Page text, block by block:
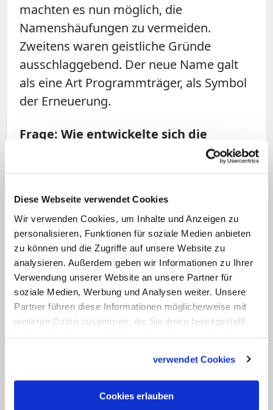
Diese Webseite verwendet Cookies
Wir verwenden Cookies, um Inhalte und Anzeigen zu
personalisieren, Funktionen für soziale Medien anbieten
zu können und die Zugriffe auf unsere Website zu
analysieren. Außerdem geben wir Informationen zu Ihrer
Verwendung unserer Website an unsere Partner für
soziale Medien, Werbung und Analysen weiter. Unsere
Partner führen diese Informationen möglicherweise mit
weiteren Daten zusammen, die Sie ihnen bereitgestellt
verwendet Cookies
Cookies erlauben
machten es nun möglich, die
Namenshäufungen zu vermeiden.
Zweitens waren geistliche Gründe
ausschlaggebend. Der neue Name galt
als eine Art Programmträger, als Symbol
der Erneuerung.
Frage: Wie entwickelte sich die
Tradition der Umbenennungen
Sztubitz:Ab dem 15. Jahrhundert hat
sich der Brauch bei den Benediktinern
stark verbreitet. Er wurde nämlich zum
Ausdruck der damals umfassenden
Ordensreformen. Zu Beginn des 17.
Jahrhunderts, nach dem Konzil von Trient,
setzten sich klösterliche
Frage: Wie werden Ordensnamen